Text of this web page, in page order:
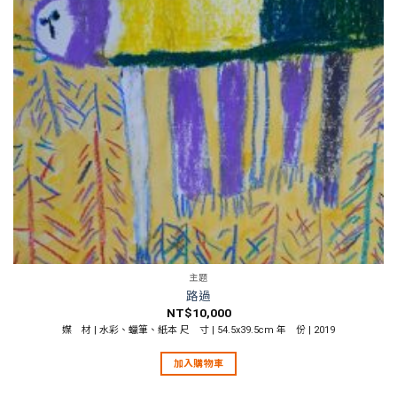
主題
路過
NT$10,000
媒 材 | 水彩、蠟筆、紙本 尺 寸 | 54.5x39.5cm 年 份 | 2019
加入購物車